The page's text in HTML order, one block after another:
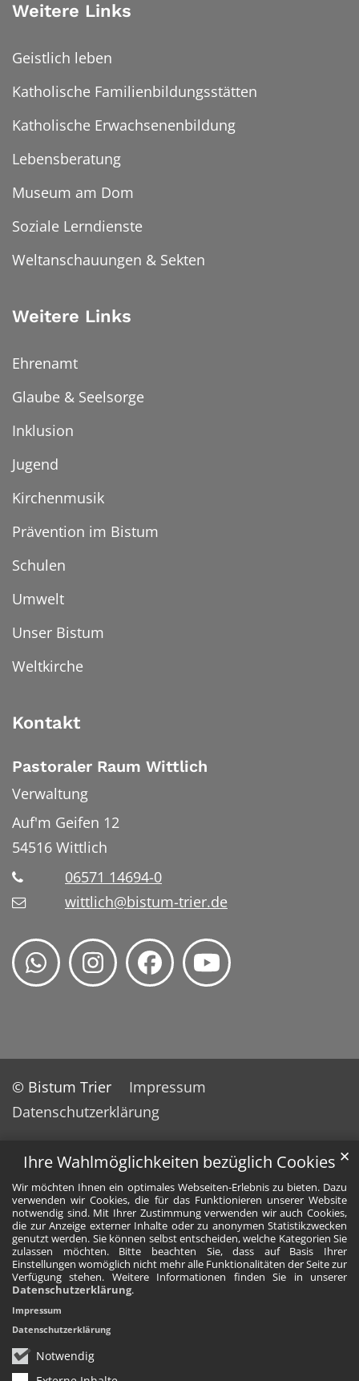
Ihre Wahlmöglichkeiten bezüglich Cookies
Wir möchten Ihnen ein optimales Webseiten-Erlebnis zu bieten. Dazu
verwenden wir Cookies, die für das Funktionieren unserer Website
notwendig sind. Mit Ihrer Zustimmung verwenden wir auch Cookies,
die zur Anzeige externer Inhalte oder zu anonymen Statistikzwecken
genutzt werden. Sie können selbst entscheiden, welche Kategorien Sie
zulassen möchten. Bitte beachten Sie, dass auf Basis Ihrer
Einstellungen womöglich nicht mehr alle Funktionalitäten der Seite zur
Verfügung stehen. Weitere Informationen finden Sie in unserer
Datenschutzerklärung.
Notwendig
✕
Impressum
Datenschutzerklärung
Weitere Links
Geistlich leben
Katholische Familienbildungsstätten
Katholische Erwachsenenbildung
Lebensberatung
Museum am Dom
Soziale Lerndienste
Weltanschauungen & Sekten
Weitere Links
Ehrenamt
Glaube & Seelsorge
Inklusion
Jugend
Kirchenmusik
Prävention im Bistum
Schulen
Umwelt
Unser Bistum
Weltkirche
Kontakt
Pastoraler Raum Wittlich
Verwaltung
Auf'm Geifen 12
54516 Wittlich
06571 14694-0
wittlich@bistum-trier.de
© Bistum Trier
Impressum
Datenschutzerklärung